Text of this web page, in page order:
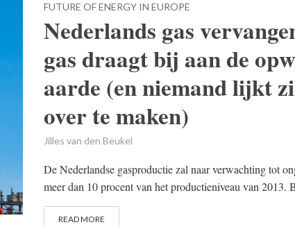
FUTURE OF ENERGY IN EUROPE
Nederlands gas
gas draagt bij aan de
aarde (en niemand lijkt
over te maken)
Jilles van den Beukel
De Nederlandse gasproductie zal naar verwachting tot
meer dan 10 procent van het productieniveau van 2013.
READ MORE